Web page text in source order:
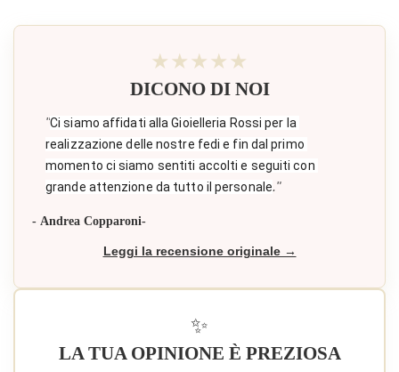
★★★★★
DICONO DI NOI
"Ci siamo affidati alla Gioielleria Rossi per la
realizzazione delle nostre fedi e fin dal primo
momento ci siamo sentiti accolti e seguiti con
grande attenzione da tutto il personale."
- Andrea Copparoni-
Leggi la recensione originale →
✨
LA TUA OPINIONE È PREZIOSA